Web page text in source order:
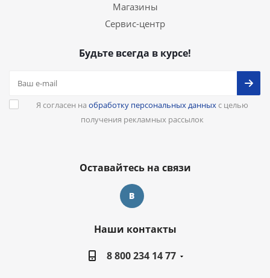
Магазины
Сервис-центр
Будьте всегда в курсе!
Я согласен на обработку персональных данныхс целью
получения рекламных рассылок
Оставайтесь на связи
Наши контакты
8 800 234 14 77